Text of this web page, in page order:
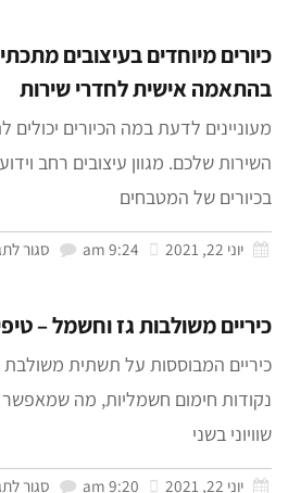
כיורים מיוחדים בעיצובים
בהתאמה אישית לחדרי שירות
מעוניינים לדעת במה הכיורים יכולים
השירות שלכם. מגוון עיצובים רחב
בכיורים של המטבחים
יוני 22, 2021 סגור
כיריים משולבות גז וחשמל –
כיריים המבוססות על תשתית משולבת
נקודות חימום חשמליות, מה
שוויוני בשני
יוני 22, 2021 סגור